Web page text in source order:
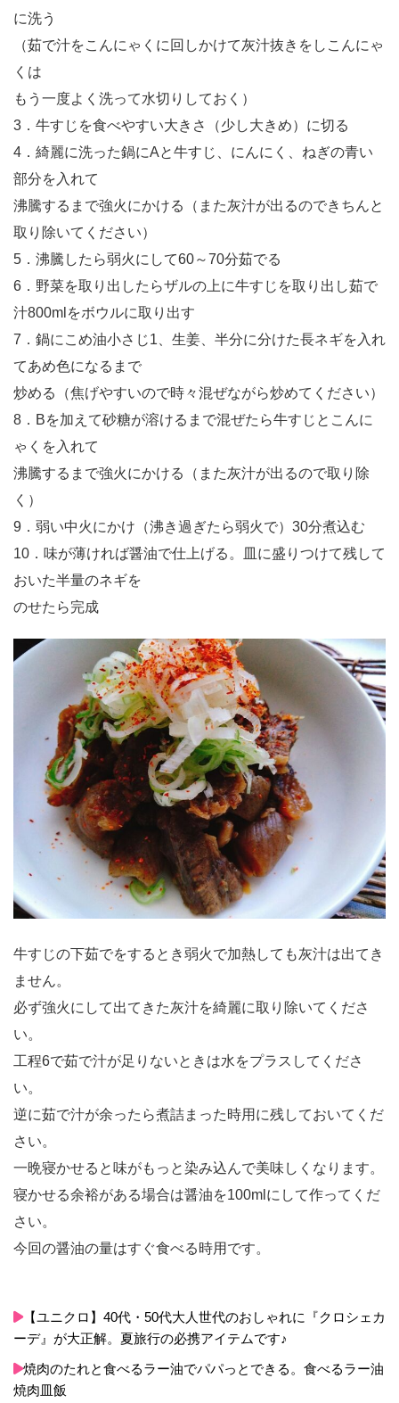
に洗う
（茹で汁をこんにゃくに回しかけて灰汁抜きをしこんにゃ
くは
もう一度よく洗って水切りしておく）
3．牛すじを食べやすい大きさ（少し大きめ）に切る
4．綺麗に洗った鍋にAと牛すじ、にんにく、ねぎの青い
部分を入れて
沸騰するまで強火にかける（また灰汁が出るのできちんと
取り除いてください）
5．沸騰したら弱火にして60～70分茹でる
6．野菜を取り出したらザルの上に牛すじを取り出し茹で
汁800mlをボウルに取り出す
7．鍋にこめ油小さじ1、生姜、半分に分けた長ネギを入れ
てあめ色になるまで
炒める（焦げやすいので時々混ぜながら炒めてください）
8．Bを加えて砂糖が溶けるまで混ぜたら牛すじとこんに
ゃくを入れて
沸騰するまで強火にかける（また灰汁が出るので取り除
く）
9．弱い中火にかけ（沸き過ぎたら弱火で）30分煮込む
10．味が薄ければ醤油で仕上げる。皿に盛りつけて残して
おいた半量のネギを
のせたら完成
牛すじの下茹でをするとき弱火で加熱しても灰汁は出てき
ません。
必ず強火にして出てきた灰汁を綺麗に取り除いてくださ
い。
工程6で茹で汁が足りないときは水をプラスしてくださ
い。
逆に茹で汁が余ったら煮詰まった時用に残しておいてくだ
さい。
一晩寝かせると味がもっと染み込んで美味しくなります。
寝かせる余裕がある場合は醤油を100mlにして作ってくだ
さい。
今回の醤油の量はすぐ食べる時用です。
【ユニクロ】40代・50代大人世代のおしゃれに『クロシェカ
ーデ』が大正解。夏旅行の必携アイテムです♪
焼肉のたれと食べるラー油でパパっとできる。食べるラー油
焼肉皿飯